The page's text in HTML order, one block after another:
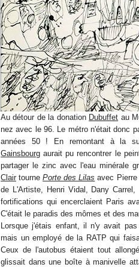
Au détour de la donation Dubuffet au
nez avec le 96. Le métro n'était donc
années 50 ! En remontant à la
Gainsbourg aurait pu rencontrer le
partager le zinc avec l'eau minérale
Clair tournePorte des Lilas avec Pierre
de L'Artiste, Henri Vidal, Dany
fortifications qui encerclaient Paris
C'était le paradis des mômes et des
Lorsque j'étais enfant, il n'y avait
mais un employé de la RATP qui
Ceux de l'autobus étaient tout
glissait dans une boîte à manivelle